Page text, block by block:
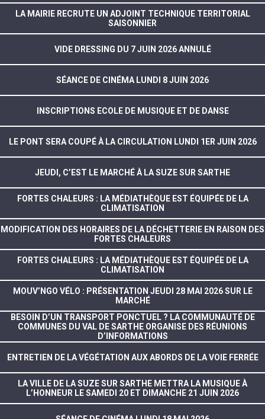
LA MAIRIE RECRUTE UN ADJOINT TECHNIQUE TERRITORIAL
SAISONNIER
VIDE DRESSING DU 7 JUIN 2026 ANNULÉ
SÉANCE DE CINÉMA LUNDI 8 JUIN 2026
INSCRIPTIONS ECOLE DE MUSIQUE ET DE DANSE
LE PONT SERA COUPÉ À LA CIRCULATION LUNDI 1ER JUIN 2026
JEUDI, C’EST LE MARCHÉ À LA SUZE SUR SARTHE
FORTES CHALEURS : LA MÉDIATHÈQUE EST ÉQUIPÉE DE LA
CLIMATISATION
MODIFICATION DES HORAIRES DE LA DÉCHETTERIE EN RAISON DES
FORTES CHALEURS
FORTES CHALEURS : LA MÉDIATHÈQUE EST ÉQUIPÉE DE LA
CLIMATISATION
MOUV’NGO VÉLO : PRÉSENTATION JEUDI 28 MAI 2026 SUR LE
MARCHÉ
BESOIN D’UN TRANSPORT PONCTUEL ? LA COMMUNAUTÉ DE
COMMUNES DU VAL DE SARTHE ORGANISE DES RÉUNIONS
D’INFORMATIONS
ENTRETIEN DE LA VÉGÉTATION AUX ABORDS DE LA VOIE FERRÉE
LA VILLE DE LA SUZE SUR SARTHE METTRA LA MUSIQUE À
L’HONNEUR LE SAMEDI 20 ET DIMANCHE 21 JUIN 2026